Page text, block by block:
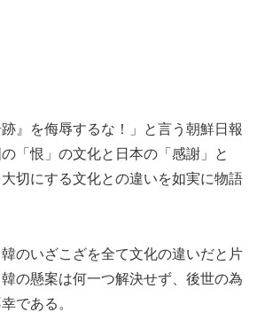
跡』を侮辱するな！」と言う朝鮮日報
「恨」の文化と日本の「感謝」と
大切にする文化との違いを如実に物語
のいざこざを全て文化の違いだと片
の懸案は何一つ解決せず、後世の為
である。